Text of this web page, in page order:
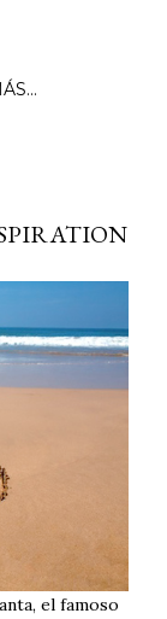
el famoso